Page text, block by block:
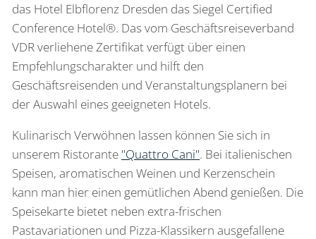
das Hotel Elbflorenz Dresden das Siegel Certified
Conference Hotel®. Das vom Geschäftsreiseverband
VDR verliehene Zertifikat verfügt über einen
Empfehlungscharakter und hilft den
Geschäftsreisenden und Veranstaltungsplanern bei
der Auswahl eines geeigneten Hotels.
Kulinarisch Verwöhnen lassen können Sie sich in
unserem Ristorante "Quattro Cani". Bei italienischen
Speisen, aromatischen Weinen und Kerzenschein
kann man hier einen gemütlichen Abend genießen. Die
Speisekarte bietet neben extra-frischen
Pastavariationen und Pizza-Klassikern ausgefallene